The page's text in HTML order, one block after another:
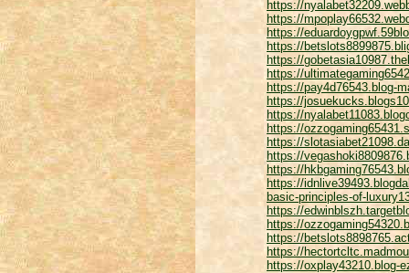
https://
https://
https://
https://
https://
https://
https://pay4d76543.blog-
https://
https://
https://
https://
https://
https://
https://
basic-principles-of-
https://
https://
https://
https://
https://oxplay43210.blog-